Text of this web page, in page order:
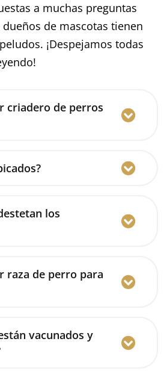
a muchas preguntas
de mascotas tienen
¡Despejamos todas
criadero de perros
los
raza de perro para
vacunados y